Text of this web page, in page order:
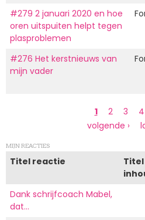
#279 2 januari 2020 en hoe
oren uitspuiten helpt tegen
plasproblemen
#276 Het kerstnieuws van
mijn vader
Huidige
pagina
1 Page
2 Page
3 4
Volgende
volgende ›
MIJN REACTIES
Titel reactie
Titel
Dank schrijfcoach Mabel,
dat…